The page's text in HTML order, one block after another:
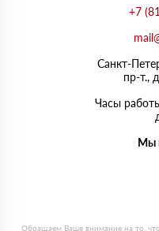
+7
Санкт-
пр-т.,
Часы
Мы